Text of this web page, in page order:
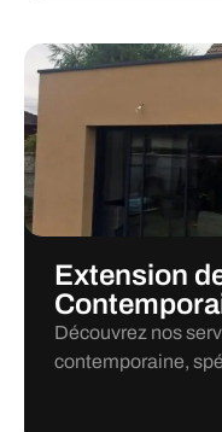
Extension
Découvrez nos
contemporaine,